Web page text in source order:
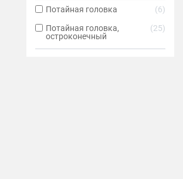
Потайная головка
6
Потайная головка,
остроконечный
25